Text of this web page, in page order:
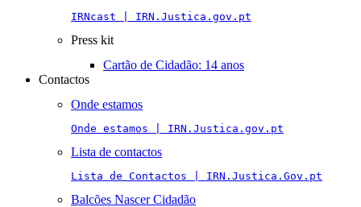
IRNcast | IRN.Justica.gov.pt
Press kit
Cartão de Cidadão: 14 anos
Contactos
Onde estamos
Onde estamos | IRN.Justica.gov.pt
Lista de contactos
Lista de Contactos | IRN.Justica.Gov.pt
Balcões Nascer Cidadão